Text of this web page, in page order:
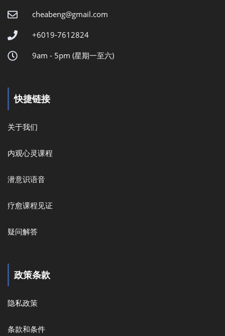
cheabeng@gmail.com
+6019-7612824
9am - 5pm (星期一至六)
快捷链接
关于我们
内观心灵课程
潜意识语音
疗愈课程见证
疑问解答
政策条款
隐私政策
条款和条件